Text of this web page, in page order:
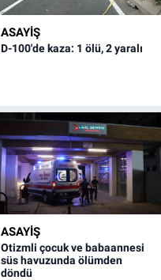
ASAYİŞ
D-100'de kaza: 1 ölü, 2 yaralı
ASAYİŞ
Otizmli çocuk ve babaannesi
süs havuzunda ölümden
döndü